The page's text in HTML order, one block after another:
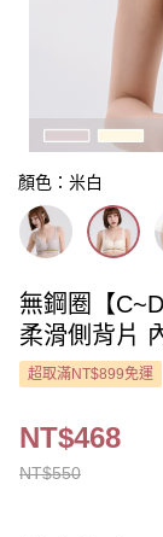
顏色：米白
無鋼圈【
柔滑側背片
超取滿NT$899免運
NT$550
NT$468